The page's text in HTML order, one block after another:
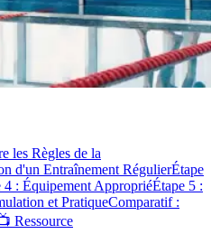
les Règles de la
d'un Entraînement RégulierÉtape
4 : Équipement AppropriéÉtape 5 :
et PratiqueComparatif :
Ressource